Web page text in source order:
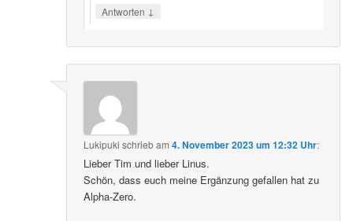
Antworten ↓
Lukipuki schriebam4. November 2023 um 12:32 Uhr:
Lieber Tim und lieber Linus.
Schön, dass euch meine Ergänzung gefallen hat zu
Alpha-Zero.